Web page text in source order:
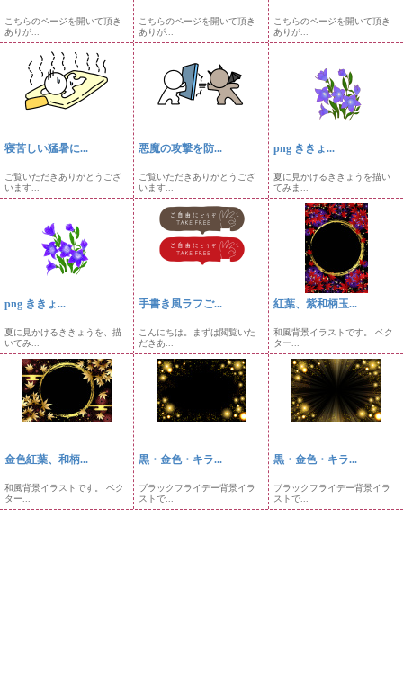
こちらのページを開いて頂き
ありが...
こちらのページを開いて頂き
ありが...
こちらのページを開いて頂き
ありが...
寝苦しい猛暑に...
ご覧いただきありがとうござ
います...
悪魔の攻撃を防...
ご覧いただきありがとうござ
います...
png ききょ...
夏に見かけるききょうを描い
てみま...
png ききょ...
夏に見かけるききょうを、描
いてみ...
手書き風ラフご...
こんにちは。まずは閲覧いた
だきあ...
紅葉、紫和柄玉...
和風背景イラストです。 ベク
ター...
金色紅葉、和柄...
和風背景イラストです。 ベク
ター...
黒・金色・キラ...
ブラックフライデー背景イラ
ストで...
黒・金色・キラ...
ブラックフライデー背景イラ
ストで...